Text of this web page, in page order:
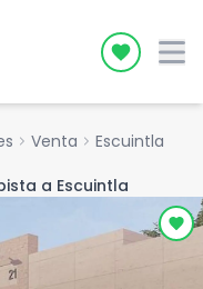
Icon
chevron_right Venta chevron_right Escuintla
a Escuintla